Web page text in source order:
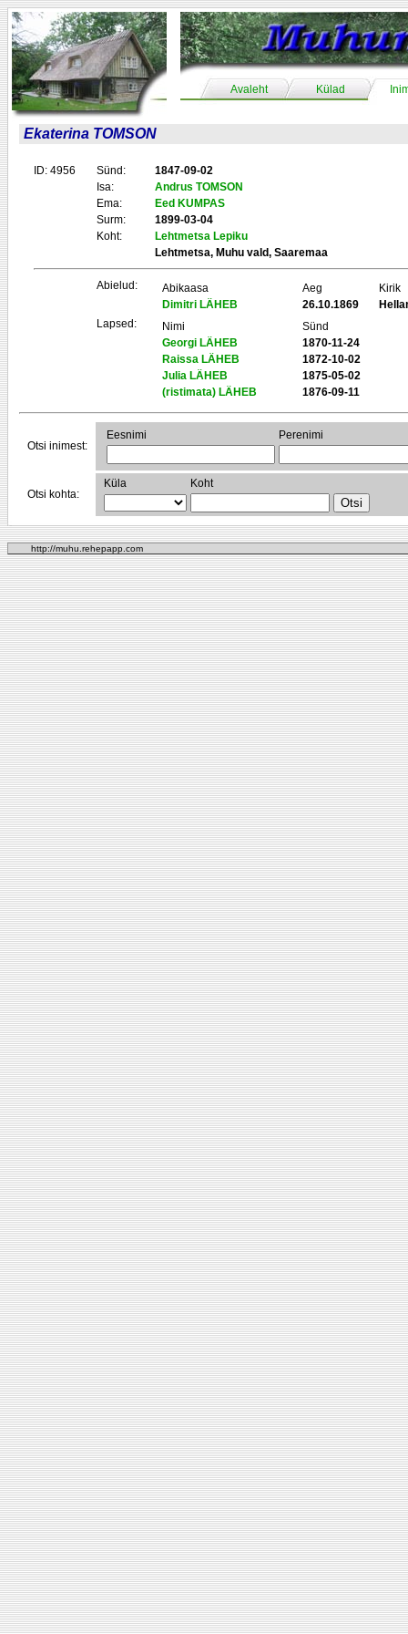
Avaleht Külad
Ekaterina TOMSON
ID: 4956 Sünd:
1847-09-02
Isa:
Andrus TOMSON
Ema:
Eed KUMPAS
Surm:
1899-03-04
Koht:
Lehtmetsa Lepiku
Lehtmetsa, Muhu vald, Saaremaa
Abielud: Abikaasa Aeg
Kirik
Dimitri LÄHEB
26.10.1869
Lapsed:
Nimi
Sünd
Georgi LÄHEB
1870-11-24
Raissa LÄHEB
1872-10-02
Julia LÄHEB
1875-05-02
(ristimata) LÄHEB
1876-09-11
Otsi inimest:
Eesnimi Perenimi
Otsi kohta:
Küla Koht
http://muhu.rehepapp.com